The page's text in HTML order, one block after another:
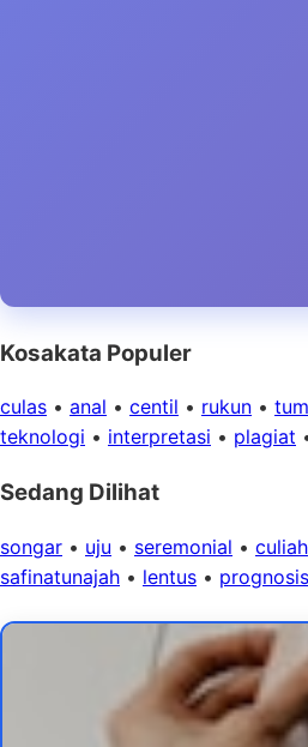
Kosakata Populer
culas • anal • centil • rukun •
teknologi • interpretasi • plagiat
Sedang Dilihat
songar • uju • seremonial • culiah
safinatunajah • lentus • prognosis